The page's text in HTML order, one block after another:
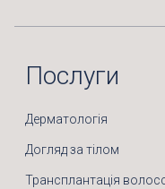
Послуги
Дерматологія
Догляд за тілом
Трансплантація